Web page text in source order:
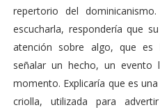
repertorio del
escucharla, respondería que
atención sobre algo, que
señalar un hecho, un evento
momento. Explicaría que es
criolla, utilizada para